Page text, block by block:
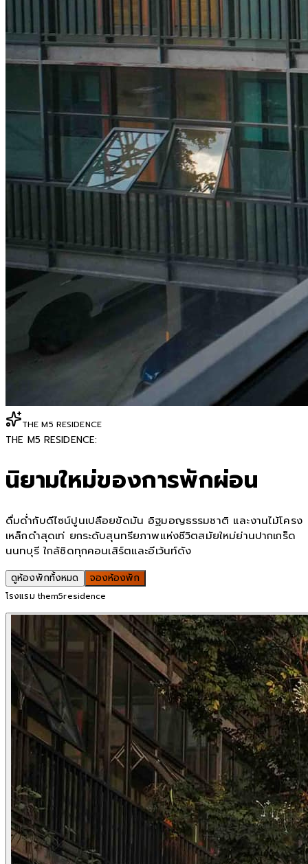
THE M5 RESIDENCE
THE M5 RESIDENCE:
นิยามใหม่ของการพักผ่อน
ดื่มด่ำกับดีไซน์ปูนเปลือยขัดมัน อิฐมอญธรรมชาติ และงานไม้โครง
เหล็กดำสุดเท่ ยกระดับสุนทรียภาพแห่งชีวิตสมัยใหม่ย่านปากเกร็ด
นนทบุรี ใกล้ชิดทุกคอนเสิร์ตและอีเว้นท์ดัง
ดูห้องพักทั้งหมด จองห้องพัก
โรงแรม them5residence